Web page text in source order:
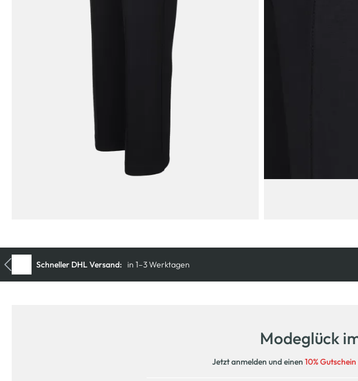
Modeglück
Jetzt anmelden und einen 10% Gutschein